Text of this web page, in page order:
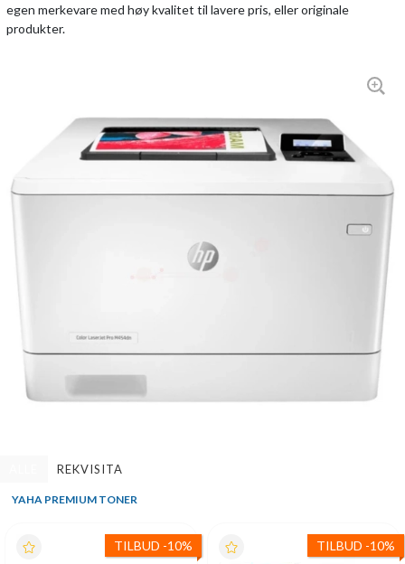
egen merkevare med høy kvalitet til lavere pris, eller originale
produkter.
REKVISITA
YAHA PREMIUM TONER
TILBUD -10% TILBUD -10%